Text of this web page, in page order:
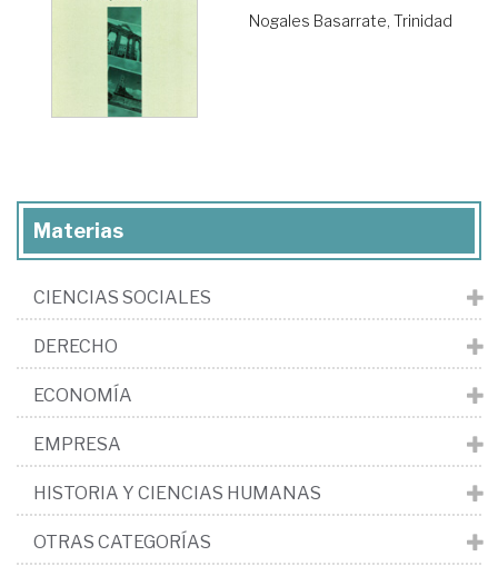
Nogales Basarrate, Trinidad
Materias
CIENCIAS SOCIALES
DERECHO
ECONOMÍA
EMPRESA
HISTORIA Y CIENCIAS HUMANAS
OTRAS CATEGORÍAS